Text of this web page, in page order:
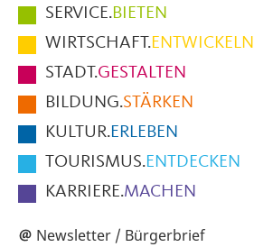
Hauptmenüpunkte
im
Fußbereich
der
Seite
SERVICE.BIETEN
WIRTSCHAFT.ENTWICKELN
STADT.GESTALTEN
BILDUNG.STÄRKEN
KULTUR.ERLEBEN
TOURISMUS.ENTDECKEN
KARRIERE.MACHEN
Newsletter / Bürgerbrief